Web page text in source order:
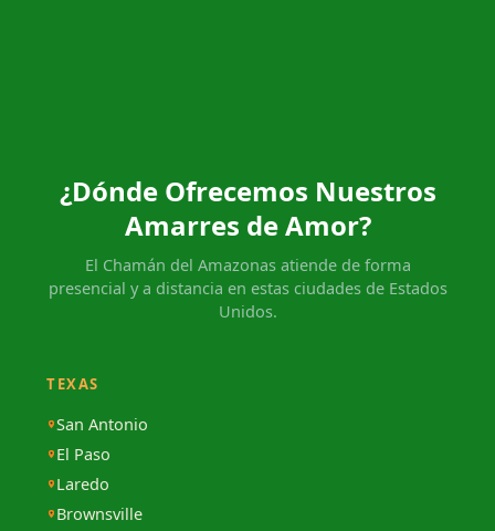
¿Dónde Ofrecemos Nuestros
Amarres de Amor?
El Chamán del Amazonas atiende de forma
presencial y a distancia en estas ciudades de Estados
Unidos.
TEXAS
San Antonio
El Paso
Laredo
Brownsville